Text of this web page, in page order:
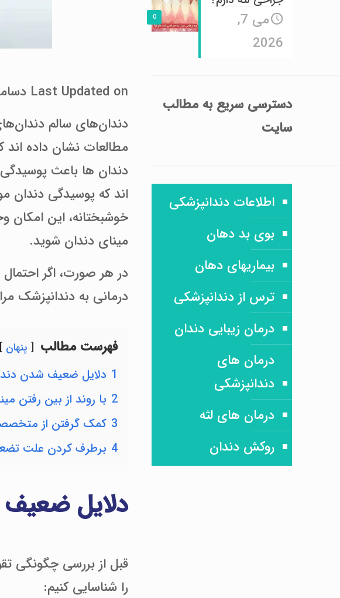
Last Updated on دسامبر 28, 2022 by
دندان‌های سالم
مطالعات نشان داده اند
دندان ها باعث
اند که پوسیدگی
خوشبختانه، این امکان
مینای دندان شوید.
در هر صورت، اگر
درمانی به دندانپزشک
فهرست مطالب پنهان
1 دلایل ضعیف شدن
2 با روند از بین رفتن
3 کمک گرفتن از
4 برطرف کردن علت
دلایل
قبل از بررسی چگونگی
را شناسایی کنیم:
0
می 7,
2026
دسترسی سریع به مطالب
سایت
اطلاعات دندانپزشکی
بوی بد دهان
بیماریهای دهان
ترس از دندانپزشکی
درمان زیبایی دندان
درمان های
دندانپزشکی
درمان های لثه
روکش دندان